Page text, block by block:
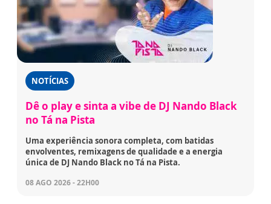
NOTÍCIAS
Dê o play e sinta a vibe de DJ Nando Black
no Tá na Pista
Uma experiência sonora completa, com batidas
envolventes, remixagens de qualidade e a energia
única de DJ Nando Black no Tá na Pista.
08 AGO 2026 - 22H00